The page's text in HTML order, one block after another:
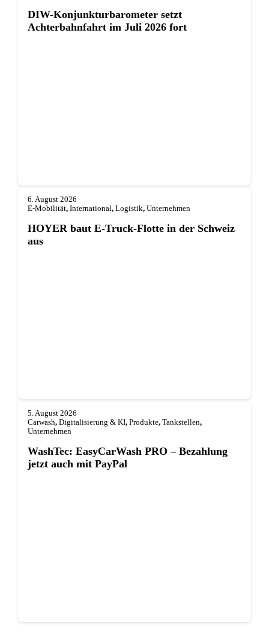
DIW-Konjunkturbarometer setzt
Achterbahnfahrt im Juli 2026 fort
6. August 2026
E-Mobilität, International, Logistik, Unternehmen
HOYER baut E-Truck-Flotte in der Schweiz
aus
5. August 2026
Carwash, Digitalisierung & KI, Produkte, Tankstellen,
Unternehmen
WashTec: EasyCarWash PRO – Bezahlung
jetzt auch mit PayPal